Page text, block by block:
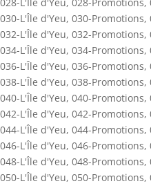
030-L'Île d'Yeu, 030-Promotions,
032-L'Île d'Yeu, 032-Promotions,
034-L'Île d'Yeu, 034-Promotions,
036-L'Île d'Yeu, 036-Promotions,
038-L'Île d'Yeu, 038-Promotions,
040-L'Île d'Yeu, 040-Promotions,
042-L'Île d'Yeu, 042-Promotions,
044-L'Île d'Yeu, 044-Promotions,
046-L'Île d'Yeu, 046-Promotions,
048-L'Île d'Yeu, 048-Promotions,
050-L'Île d'Yeu, 050-Promotions,